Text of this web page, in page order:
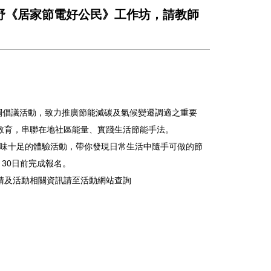
居家節電好公民》工作坊，請教師
議活動，致力推廣節能減碳及氣候變遷調適之重要
，串聯在地社區能量、實踐生活節能手法。
十足的體驗活動，帶你發現日常生活中隨手可做的節
日前完成報名。
活動相關資訊請至活動網站查詢